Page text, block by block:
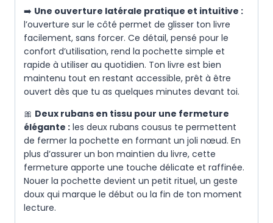
➡️ Une ouverture latérale pratique et intuitive :
l’ouverture sur le côté permet de glisser ton livre
facilement, sans forcer. Ce détail, pensé pour le
confort d’utilisation, rend la pochette simple et
rapide à utiliser au quotidien. Ton livre est bien
maintenu tout en restant accessible, prêt à être
ouvert dès que tu as quelques minutes devant toi.
🎀 Deux rubans en tissu pour une fermeture
élégante : les deux rubans cousus te permettent
de fermer la pochette en formant un joli nœud. En
plus d’assurer un bon maintien du livre, cette
fermeture apporte une touche délicate et raffinée.
Nouer la pochette devient un petit rituel, un geste
doux qui marque le début ou la fin de ton moment
lecture.